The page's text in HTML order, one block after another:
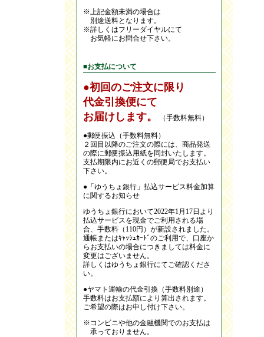
※上記金額未満の場合は
別途送料となります。
※詳しくはフリーダイヤルにて
お気軽にお問合せ下さい。
■お支払について
●初回のご注文に限り
代金引換便にて
お届けします。
（手数料無料）
●郵便振込（手数料無料）
２回目以降のご注文の際には、商品発送
の際に郵便振込用紙を同封いたします。
支払期限内にお近くの郵便局でお支払い
下さい。
●「ゆうちょ銀行」払込サービス料金加算
に関するお知らせ
ゆうちょ銀行において2022年1月17日より
払込サービスを現金でご利用される場
合、手数料（110円）が新設されました。
通帳またはｷｬｯｼｭｶｰﾄﾞのご利用で、口座か
らお支払いの場合につきましては料金に
変更はございません。
詳しくはゆうちょ銀行にてご確認くださ
い。
●ヤマト運輸の代金引換（手数料別途）
手数料はお支払額により算出されます。
ご希望の際はお申し付け下さい。
※コンビニや他の金融機関でのお支払は
承っておりません。